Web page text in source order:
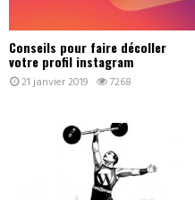
Conseils pour faire décoller
votre profil instagram
21 janvier 2019 7268